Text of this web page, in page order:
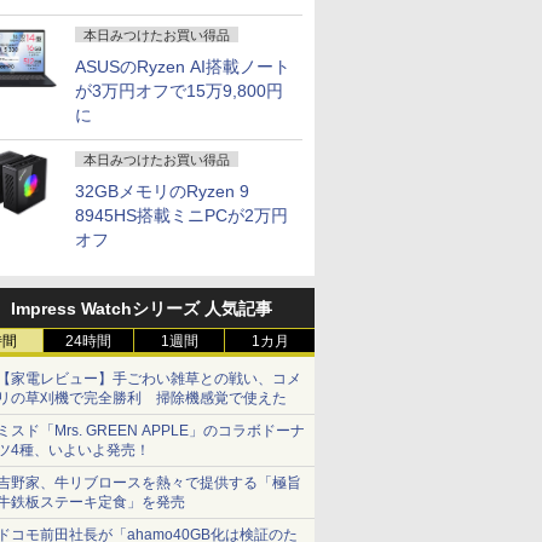
本日みつけたお買い得品
ASUSのRyzen AI搭載ノート
が3万円オフで15万9,800円
に
本日みつけたお買い得品
32GBメモリのRyzen 9
8945HS搭載ミニPCが2万円
オフ
Impress Watchシリーズ 人気記事
24時間 1週間 1カ月
家電レビュー】手ごわい雑草との戦い、コメ
の草刈機で完全勝利 掃除機感覚で使えた
スド「Mrs. GREEN APPLE」のコラボドーナ
4種、いよいよ発売！
野家、牛リブロースを熱々で提供する「極旨
鉄板ステーキ定食」を発売
コモ前田社長が「ahamo40GB化は検証のた